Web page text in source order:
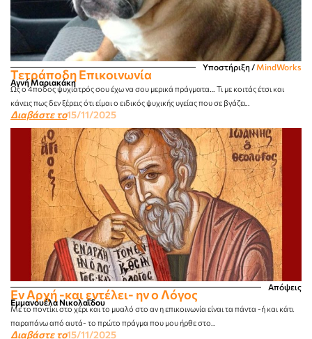
Υποστήριξη / MindWorks
Τετράποδη Επικοινωνία
Αγνή Μαριακάκη
Ως ο 4ποδος ψυχίατρός σου έχω να σου μερικά πράγματα… Τι με κοιτάς έτσι και
κάνεις πως δεν ξέρεις ότι είμαι ο ειδικός ψυχικής υγείας που σε βγάζει..
Διαβάστε το15/11/2025
Απόψεις
Εν Αρχή -και εντέλει- ην ο Λόγος
Εμμανουέλα Νικολαΐδου
Με το ποντίκι στο χέρι και το μυαλό στο αν η επικοινωνία είναι τα πάντα -ή και κάτι
παραπάνω από αυτά- το πρώτο πράγμα που μου ήρθε στο..
Διαβάστε το15/11/2025